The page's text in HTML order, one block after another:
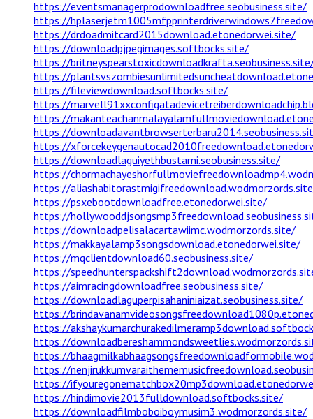
https://eventsmanagerprodownloadfree.seobusiness.site/
https://
https://drdoadmitcard2015download.etonedorwei.site/
https://downloadpjpegimages.softbocks.site/
https://
https://
https://fileviewdownload.softbocks.site/
https://
https://
https://
https://
https://downloadlaguiyethbustami.seobusiness.site/
https://
https://
https://psxebootdownloadfree.etonedorwei.site/
https://
https://downloadpelisalacartawiimc.wodmorzords.site/
https://makkayalamp3songsdownload.etonedorwei.site/
https://mqclientdownload60.seobusiness.site/
https://
https://aimracingdownloadfree.seobusiness.site/
https://downloadlaguperpisahaniniaizat.seobusiness.site/
https://
https://
https://
https://
https://
https://
https://hindimovie2013fulldownload.softbocks.site/
https://downloadfilmboboiboymusim3.wodmorzords.site/